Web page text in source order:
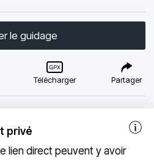
le guidage
Télécharger Partager
privé
lien direct peuvent y avoir